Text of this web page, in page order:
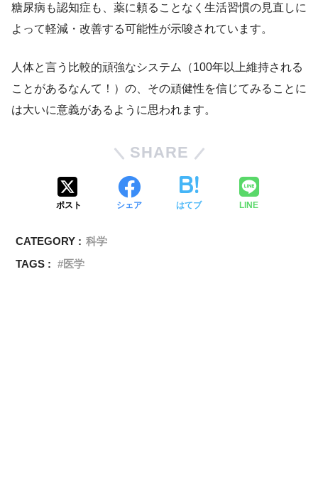
糖尿病も認知症も、薬に頼ることなく生活習慣の見直しに
よって軽減・改善する可能性が示唆されています。
人体と言う比較的頑強なシステム（100年以上維持される
ことがあるなんて！）の、その頑健性を信じてみることに
は大いに意義があるように思われます。
SHARE
ポスト シェア はてブ LINE
CATEGORY : 科学
TAGS :
医学